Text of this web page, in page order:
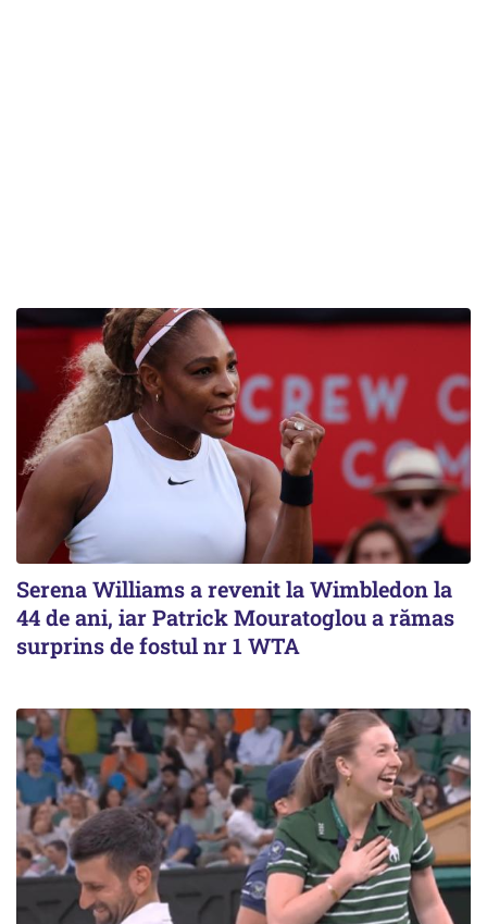
Serena Williams a revenit la Wimbledon la
44 de ani, iar Patrick Mouratoglou a rămas
surprins de fostul nr 1 WTA